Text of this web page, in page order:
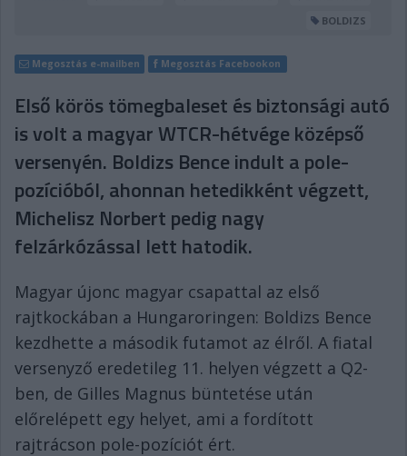
BOLDIZS
Megosztás e-mailben Megosztás Facebookon
Első körös tömegbaleset és biztonsági autó
is volt a magyar WTCR-hétvége középső
versenyén. Boldizs Bence indult a pole-
pozícióból, ahonnan hetedikként végzett,
Michelisz Norbert pedig nagy
felzárkózással lett hatodik.
Magyar újonc magyar csapattal az első
rajtkockában a Hungaroringen: Boldizs Bence
kezdhette a második futamot az élről. A fiatal
versenyző eredetileg 11. helyen végzett a Q2-
ben, de Gilles Magnus büntetése után
előrelépett egy helyet, ami a fordított
rajtrácson pole-pozíciót ért.